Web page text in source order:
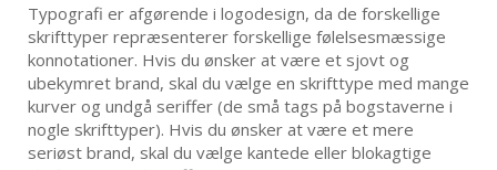
Typografi er afgørende i logodesign, da de forskellige
skrifttyper repræsenterer forskellige følelsesmæssige
konnotationer. Hvis du ønsker at være et sjovt og
ubekymret brand, skal du vælge en skrifttype med mange
kurver og undgå seriffer (de små tags på bogstaverne i
nogle skrifttyper). Hvis du ønsker at være et mere
seriøst brand, skal du vælge kantede eller blokagtige